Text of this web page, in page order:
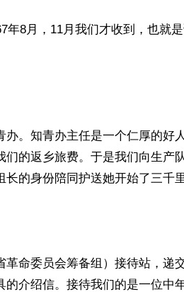
年8月，11月我们才收到，也就
。知青办主任是一个仁厚的好
的返乡旅费。于是我们向生产
的身份陪同护送她开始了三千里
命委员会筹备组）接待站，递
的介绍信。接待我们的是一位中